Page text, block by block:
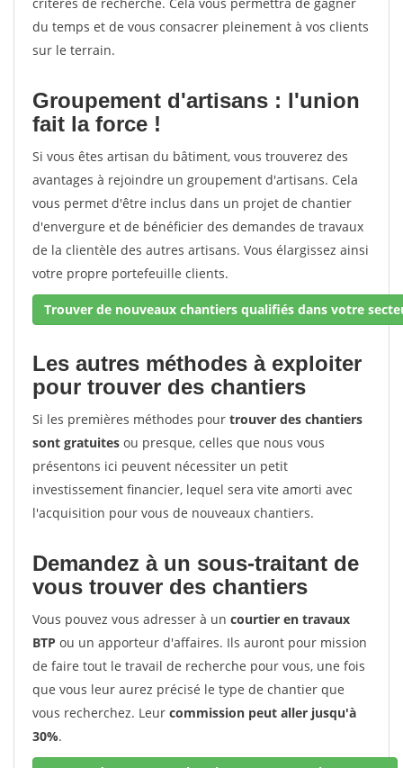
du temps et de vous consacrer pleinement à vos clients
sur le terrain.
Groupement d'artisans : l'union
fait la force !
Si vous êtes artisan du bâtiment, vous trouverez des
avantages à rejoindre un groupement d'artisans. Cela
vous permet d'être inclus dans un projet de chantier
d'envergure et de bénéficier des demandes de travaux
de la clientèle des autres artisans. Vous élargissez ainsi
votre propre portefeuille clients.
Trouver de nouveaux chantiers qualifiés dans votre
Les autres méthodes à exploiter
pour trouver des chantiers
Si les premières méthodes pour trouver des chantiers
sont gratuites ou presque, celles que nous vous
présentons ici peuvent nécessiter un petit
investissement financier, lequel sera vite amorti avec
l'acquisition pour vous de nouveaux chantiers.
Demandez à un sous-traitant de
vous trouver des chantiers
Vous pouvez vous adresser à un courtier en travaux
BTP ou un apporteur d'affaires. Ils auront pour mission
de faire tout le travail de recherche pour vous, une fois
que vous leur aurez précisé le type de chantier que
vous recherchez. Leur commission peut aller jusqu'à
30%.